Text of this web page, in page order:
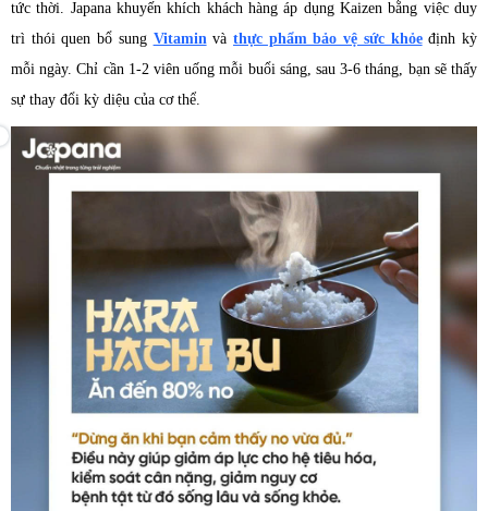
tức thời. Japana khuyến khích khách hàng áp dụng Kaizen bằng việc duy
trì thói quen bổ sung Vitamin vàthực phẩm bảo vệ sức khỏeđịnh kỳ
mỗi ngày. Chỉ cần 1-2 viên uống mỗi buổi sáng, sau 3-6 tháng, bạn sẽ thấy
sự thay đổi kỳ diệu của cơ thể.